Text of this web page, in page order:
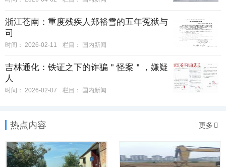
浙江苍南：重度残疾人郑裕雪的五年冤狱与
司
时间： 2026-02-11 栏目： 国内新闻
吉林通化：铁证之下的诈骗＂怪案＂，嫌疑
人
时间： 2026-02-07 栏目： 国内新闻
热点内容 更多